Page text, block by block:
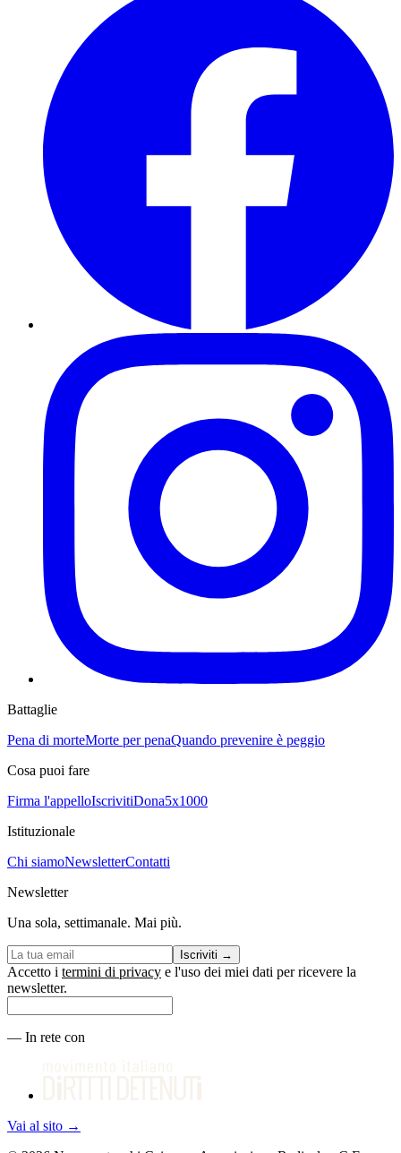
Battaglie
Pena di morteMorte per penaQuando prevenire è peggio
Cosa puoi fare
Firma l'appelloIscrivitiDona5x1000
Istituzionale
Chi siamoNewsletterContatti
Newsletter
Una sola, settimanale. Mai più.
Iscriviti →
Accetto i termini di privacy e l'uso dei miei dati per ricevere la
newsletter.
— In rete con
Vai al sito →